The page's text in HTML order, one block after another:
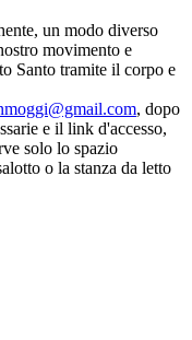
un modo diverso
movimento e
Santo tramite il corpo e
, dopo
e il link d'accesso,
solo lo spazio
o la stanza da letto